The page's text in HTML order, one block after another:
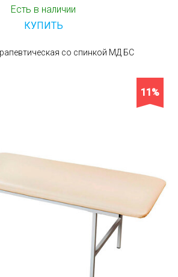
Есть в наличии
КУПИТЬ
со спинкой МД БС
11%